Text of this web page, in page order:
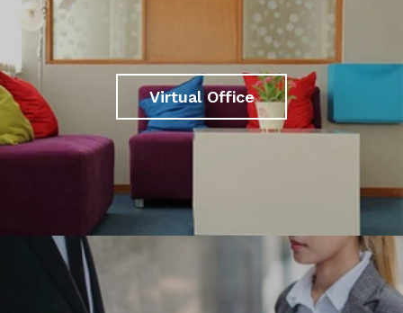
Virtual Office